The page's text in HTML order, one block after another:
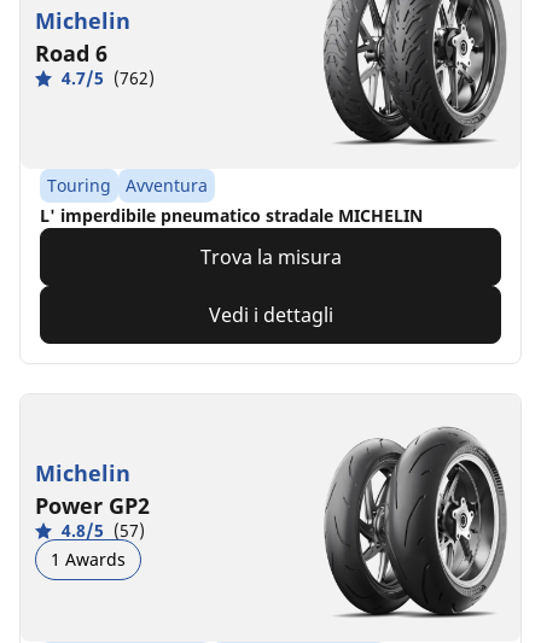
Michelin
Road 6
4.7/5 (762)
Touring
Avventura
L' imperdibile pneumatico stradale MICHELIN
Trova la misura
Vedi i dettagli
Michelin
Power GP2
4.8/5 (57)
1 Awards